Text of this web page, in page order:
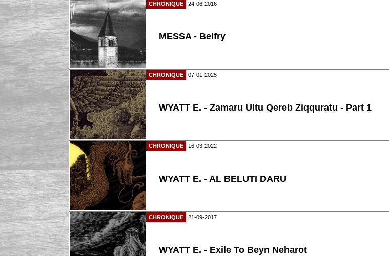
CHRONIQUE 24-06-2016
MESSA - Belfry
CHRONIQUE 07-01-2025
WYATT E. - Zamaru Ultu Qereb Ziqquratu - Part 1
CHRONIQUE 16-03-2022
WYATT E. - AL BELUTI DARU
CHRONIQUE 21-09-2017
WYATT E. - Exile To Beyn Neharot